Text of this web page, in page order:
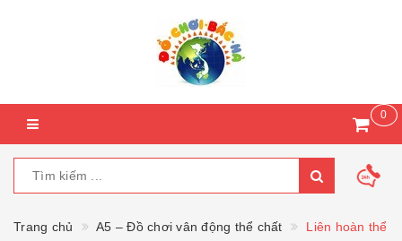
0
Trang chủ A5 – Đồ chơi vân động thể chất
Liên hoàn thể